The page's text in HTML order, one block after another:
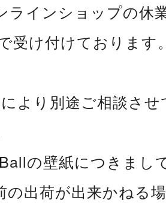
ラインショップの休
受け付けております
より別途ご相談さ
の壁紙につきまし
の出荷が出来かねる